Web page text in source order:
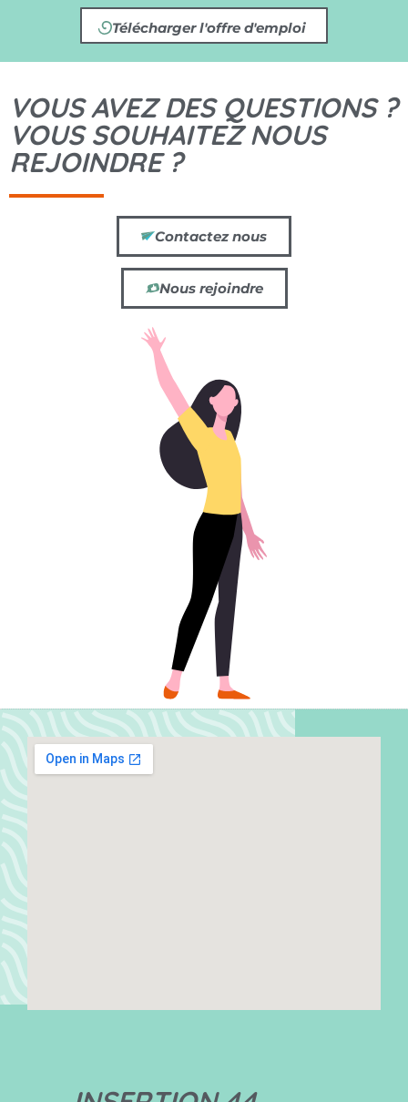
Télécharger l'offre d'emploi
VOUS AVEZ DES QUESTIONS ?
VOUS SOUHAITEZ NOUS
REJOINDRE ?
Contactez nous
Nous rejoindre